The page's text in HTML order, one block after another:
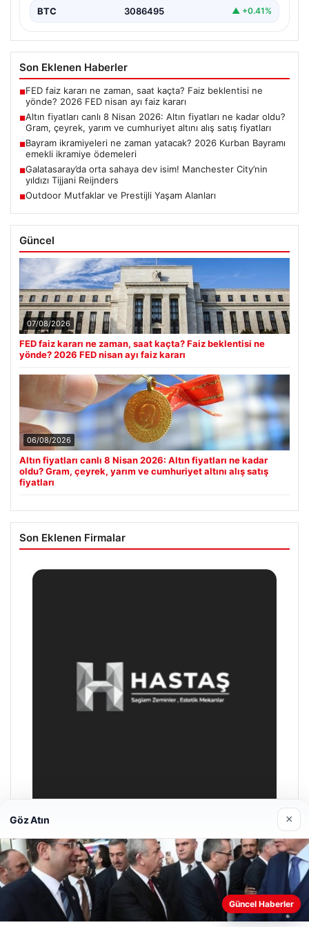
BTC 3086495 ▲ +0.41%
Son Eklenen Haberler
■FED faiz kararı ne zaman, saat kaçta? Faiz beklentisi ne
yönde? 2026 FED nisan ayı faiz kararı
■Altın fiyatları canlı 8 Nisan 2026: Altın fiyatları ne kadar oldu?
Gram, çeyrek, yarım ve cumhuriyet altını alış satış fiyatları
■Bayram ikramiyeleri ne zaman yatacak? 2026 Kurban Bayramı
emekli ikramiye ödemeleri
■Galatasaray’da orta sahaya dev isim! Manchester City’nin
yıldızı Tijjani Reijnders
■Outdoor Mutfaklar ve Prestijli Yaşam Alanları
Güncel
07/08/2026
FED faiz kararı ne zaman, saat kaçta? Faiz beklentisi ne
yönde? 2026 FED nisan ayı faiz kararı
06/08/2026
Altın fiyatları canlı 8 Nisan 2026: Altın fiyatları ne kadar
oldu? Gram, çeyrek, yarım ve cumhuriyet altını alış satış
fiyatları
Son Eklenen Firmalar
Prenses Night Club
29/04/2026
Web sitemizi nasıl kullandığınızı daha iyi anlayabilmek,
Göz Atın ×
Güncel Haberler